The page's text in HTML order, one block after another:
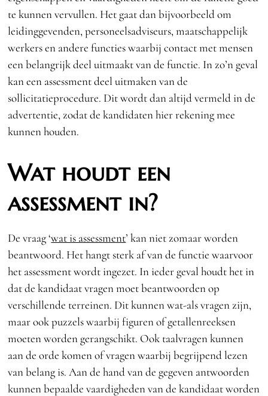
te kunnen vervullen. Het gaat dan bijvoorbeeld om
leidinggevenden, personeelsadviseurs, maatschappelijk
werkers en andere functies waarbij contact met mensen
een belangrijk deel uitmaakt van de functie. In zo’n geval
kan een assessment deel uitmaken van de
sollicitatieprocedure. Dit wordt dan altijd vermeld in de
advertentie, zodat de kandidaten hier rekening mee
kunnen houden.
Wat houdt een
assessment in?
De vraag ‘wat is assessment’ kan niet zomaar worden
beantwoord. Het hangt sterk af van de functie waarvoor
het assessment wordt ingezet. In ieder geval houdt het in
dat de kandidaat vragen moet beantwoorden op
verschillende terreinen. Dit kunnen wat-als vragen zijn,
maar ook puzzels waarbij figuren of getallenreeksen
moeten worden gerangschikt. Ook taalvragen kunnen
aan de orde komen of vragen waarbij begrijpend lezen
van belang is. Aan de hand van de gegeven antwoorden
kunnen bepaalde vaardigheden van de kandidaat worden